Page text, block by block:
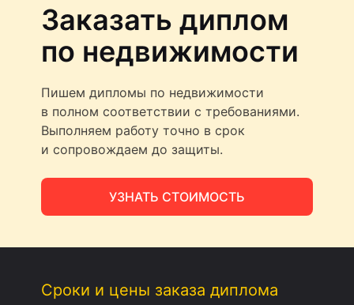
Заказать диплом
по недвижимости
Пишем дипломы по недвижимости
в полном соответствии с требованиями.
Выполняем работу точно в срок
и сопровождаем до защиты.
УЗНАТЬ СТОИМОСТЬ
Сроки и цены заказа диплома